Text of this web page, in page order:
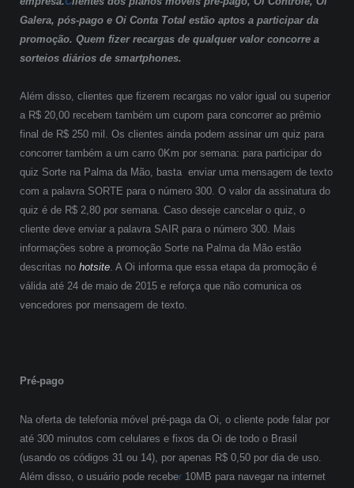
Galera, pós-pago e Oi Conta Total estão aptos a participar da
promoção. Quem fizer recargas de qualquer valor concorre a
sorteios diários de smartphones.
Além disso, clientes que fizerem recargas no valor igual ou superior
a R$ 20,00 recebem também um cupom para concorrer ao prêmio
final de R$ 250 mil. Os clientes ainda podem assinar um quiz para
concorrer também a um carro 0Km por semana: para participar do
quiz Sorte na Palma da Mão, basta enviar uma mensagem de texto
com a palavra SORTE para o número 300. O valor da assinatura do
quiz é de R$ 2,80 por semana. Caso deseje cancelar o quiz, o
cliente deve enviar a palavra SAIR para o número 300. Mais
informações sobre a promoção Sorte na Palma da Mão estão
descritas no hotsite. A Oi informa que essa etapa da promoção é
válida até 24 de maio de 2015 e reforça que não comunica os
vencedores por mensagem de texto.
Pré-pago
Na oferta de telefonia móvel pré-paga da Oi, o cliente pode falar por
até 300 minutos com celulares e fixos da Oi de todo o Brasil
(usando os códigos 31 ou 14), por apenas R$ 0,50 por dia de uso.
Além disso, o usuário pode receber 10MB para navegar na internet